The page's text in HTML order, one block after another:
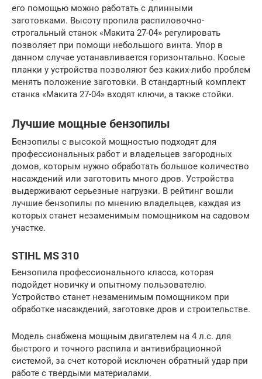
его помощью можно работать с длинными
заготовками. Высоту пропила распиловочно-
строгальный станок «Макита 27-04» регулировать
позволяет при помощи небольшого винта. Упор в
данном случае устанавливается горизонтально. Косые
планки у устройства позволяют без каких-либо проблем
менять положение заготовки. В стандартный комплект
станка «Макита 27-04» входят ключи, а также стойки.
Лучшие мощные бензопилы
Бензопилы с высокой мощностью подходят для
профессиональных работ и владельцев загородных
домов, которым нужно обработать большое количество
насаждений или заготовить много дров. Устройства
выдерживают серьезные нагрузки. В рейтинг вошли
лучшие бензопилы по мнению владельцев, каждая из
которых станет незаменимым помощником на садовом
участке.
STIHL MS 310
Бензопила профессионального класса, которая
подойдет новичку и опытному пользователю.
Устройство станет незаменимым помощником при
обработке насаждений, заготовке дров и строительстве.
Модель снабжена мощным двигателем на 4 л.с. для
быстрого и точного распила и антивибрационной
системой, за счет которой исключен обратный удар при
работе с твердыми материалами.